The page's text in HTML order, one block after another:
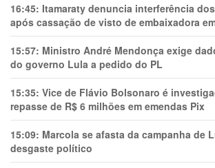
16:45: Itamaraty denuncia interferência
após cassação de visto de embaixadora
15:57: Ministro André Mendonça exige
do governo Lula a pedido do PL
15:35: Vice de Flávio Bolsonaro é
repasse de R$ 6 milhões em emendas Pix
15:09: Marcola se afasta da campanha de
desgaste político